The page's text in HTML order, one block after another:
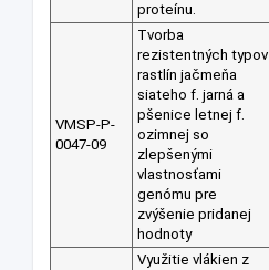
proteínu.
VMSP-P-
0047-09
Tvorba
rezistentných typov
rastlín jačmeňa
siateho f. jarná a
pšenice letnej f.
ozimnej so
zlepšenými
vlastnosťami
genómu pre
zvýšenie pridanej
hodnoty
Využitie vlákien z